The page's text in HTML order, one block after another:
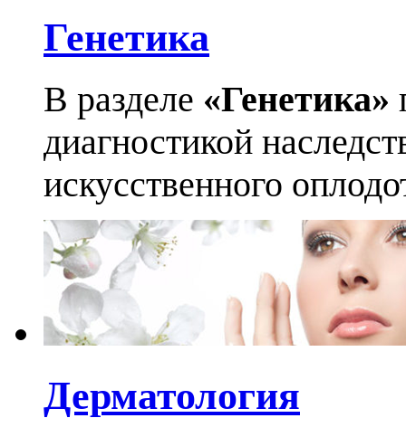
Генетика
В разделе «Генетика»
диагностикой
искусственного
Дерматология